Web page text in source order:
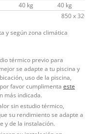
40 kg 40 kg
850 x 320 x
y según zona climática
térmico previo para
se adapte a tu piscina y
uso de la piscina,
favor cumplimenta este
más indicada.
sin estudio térmico,
su rendimiento se adapte a
y de la instalación.